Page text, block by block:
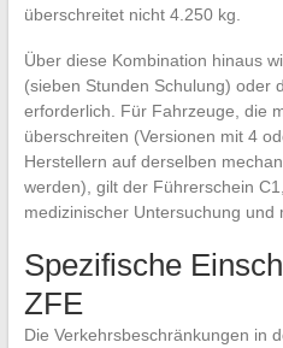
überschreitet nicht 4.250 kg.
Über diese Kombination hinaus
(sieben Stunden Schulung) oder
erforderlich. Für Fahrzeuge, die
überschreiten (Versionen mit 4
Herstellern auf derselben
werden), gilt der Führerschein
medizinischer Untersuchung und
Spezifische
ZFE
Die Verkehrsbeschränkungen in